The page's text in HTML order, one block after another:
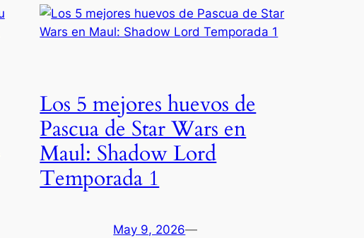
Los 5 mejores huevos de
Pascua de Star Wars en
Maul: Shadow Lord
Temporada 1
May 9, 2026—